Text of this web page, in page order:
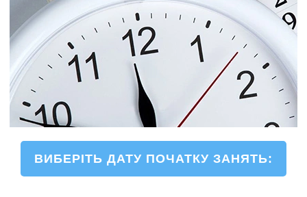
ВИБЕРІТЬ ДАТУ ПОЧАТКУ ЗАНЯТЬ: